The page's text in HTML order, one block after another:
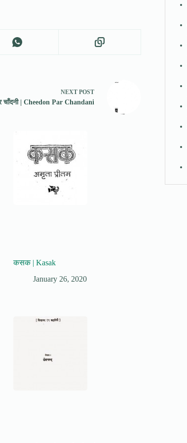
NEXT POST
चाँदनी | Cheedon Par Chandani
कसक | Kasak
January 26, 2020